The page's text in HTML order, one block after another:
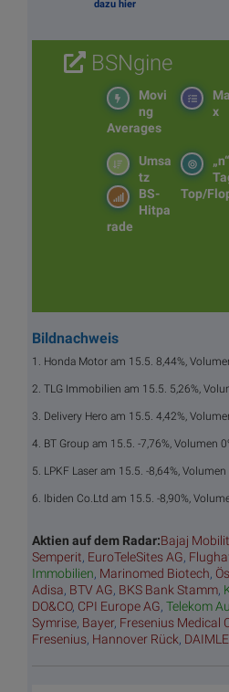
dazu hier
BSNgine
x
Movi
ng
Averages
„n“
Top/
Umsa
tz
BS-
Hitpa
rade
Bildnachweis
1. Honda Motor am 15.5. 8,44%,
2. TLG Immobilien am 15.5. 5,26%,
3. Delivery Hero am 15.5. 4,42%,
4. BT Group am 15.5. -7,76%, Volumen
5. LPKF Laser am 15.5. -8,64%,
6. Ibiden Co.Ltd am 15.5. -8,90%,
Aktien auf dem Radar:Bajaj
Semperit, EuroTeleSites AG,
Immobilien, Marinomed Biotech,
Adisa, BTV AG, BKS Bank Stamm,
DO&CO, CPI Europe AG, Telekom
Symrise, Bayer, Fresenius Medical
Fresenius, Hannover Rück,